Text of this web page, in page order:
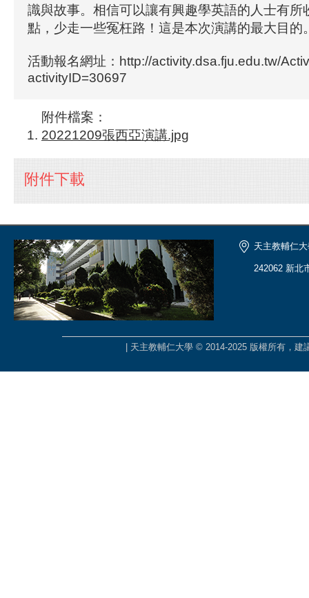
識與故事。相信可以讓有興趣學英語的人士有所
點，少走一些冤枉路！這是本次演講的最大目的
活動報名網址：http://activity.dsa.fju.edu.tw/
activityID=30697
附件檔案：
20221209張西亞演講.jpg
附件下載
天主教輔仁
242062 新北
| 天主教輔仁大學 © 2014-2025 版權所有，